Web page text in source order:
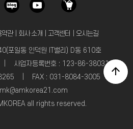
약관｜ 회사 소개 고객센터 오시는길
포일동 인덕원 IT밸리) D동 610호
| 사업자등록번호 : 123-86-38031
8265 | FAX : 031-8084-3005
all rights reserved.